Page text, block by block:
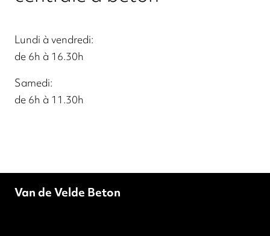
Lundi à vendredi:
de 6h à 16.30h
Samedi:
de 6h à 11.30h
Van de Velde Beton